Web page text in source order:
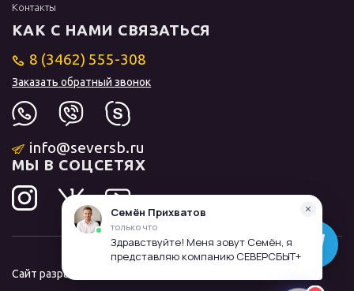
Контакты
КАК С НАМИ СВЯЗАТЬСЯ
8 (3462) 555-308
Заказать обратный звонок
info@seversb.ru
МЫ В СОЦСЕТЯХ
Сайт разработал и продвинул